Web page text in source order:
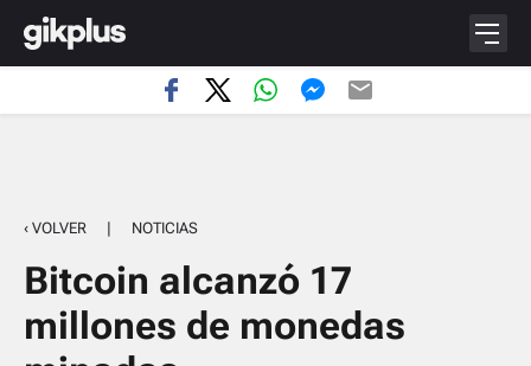
‹ VOLVER | NOTICIAS
Bitcoin alcanzó 17
millones de monedas